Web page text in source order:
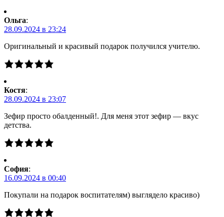
Ольга:
28.09.2024 в 23:24
Оригинальный и красивый подарок получился учителю.
Костя:
28.09.2024 в 23:07
Зефир просто обалденный!. Для меня этот зефир — вкус
детства.
Cофия:
16.09.2024 в 00:40
Покупали на подарок воспитателям) выглядело красиво)